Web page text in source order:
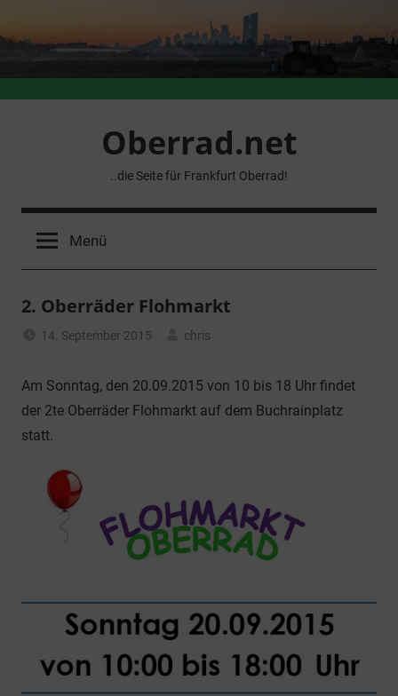
Inhalt
springen
Oberrad.net
..die Seite für Frankfurt Oberrad!
Menü
2. Oberräder Flohmarkt
14. September 2015
chris
Am Sonntag, den 20.09.2015 von 10 bis 18 Uhr findet
der 2te Oberräder Flohmarkt auf dem Buchrainplatz
statt.